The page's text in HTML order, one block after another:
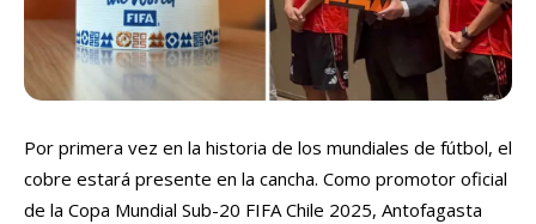
Por primera vez en la historia de los mundiales de fútbol, el
cobre estará presente en la cancha. Como promotor oficial
de la Copa Mundial Sub-20 FIFA Chile 2025, Antofagasta